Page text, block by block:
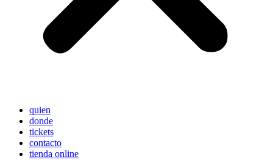
quien
donde
tickets
contacto
tienda online